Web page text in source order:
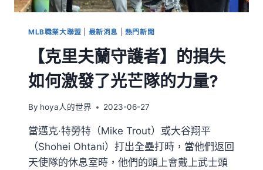
MLB職業大聯盟 最新消息 熱門新聞
【克里夫蘭守護者】的損失
如何激發了光芒隊的力量?
By hoya人的世界 2023-06-27
當邁克·特勞特（Mike Trout）或大谷翔平
（Shohei Ohtani）打出全壘打時，當他們返回
天使隊的休息室時，他們的頭上會戴上武士頭